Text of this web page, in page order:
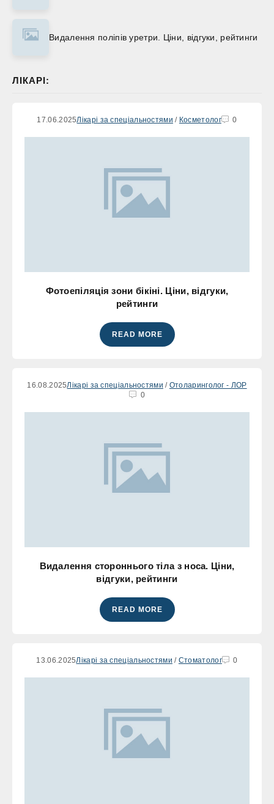
Видалення поліпів уретри. Ціни, відгуки, рейтинги
ЛІКАРІ:
17.06.2025Лікарі за спеціальностями / Косметолог 0
Фотоепіляція зони бікіні. Ціни, відгуки,
рейтинги
READ MORE
16.08.2025Лікарі за спеціальностями / Отоларинголог - ЛОР
0
Видалення стороннього тіла з носа. Ціни,
відгуки, рейтинги
READ MORE
13.06.2025Лікарі за спеціальностями / Стоматолог 0